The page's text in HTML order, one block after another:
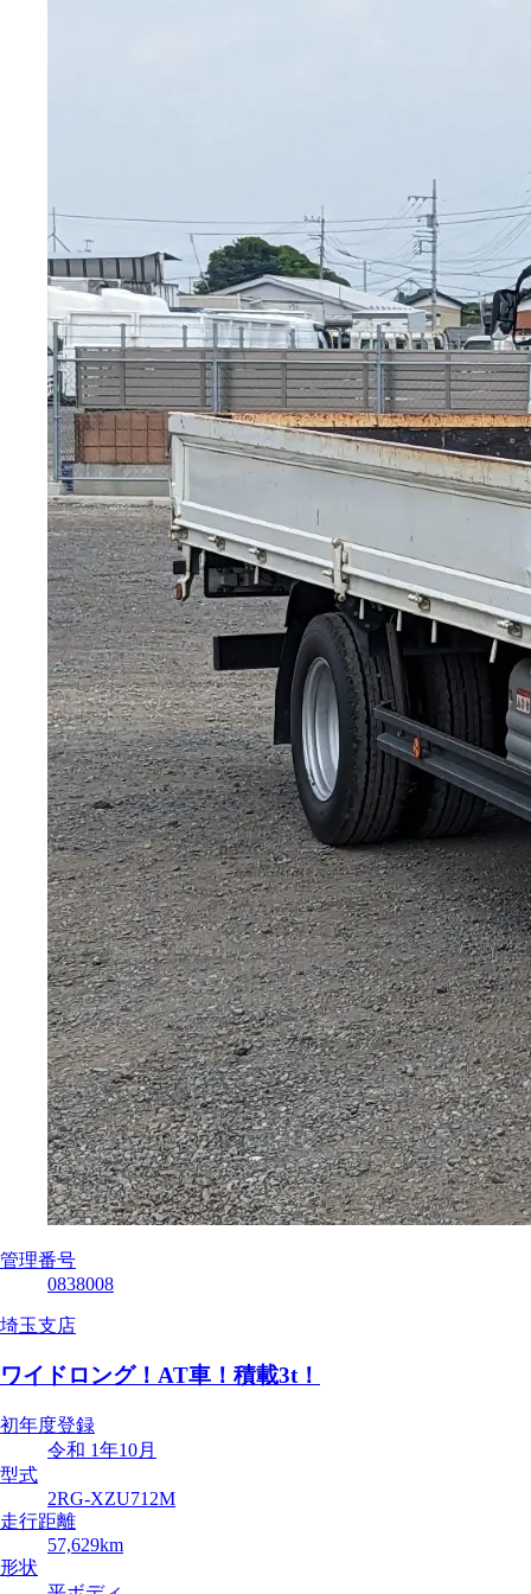
管理番号
0838008
埼玉支店
ワイドロング！AT車！積載3t！
初年度登録
令和 1年10月
型式
2RG-XZU712M
走行距離
57,629km
形状